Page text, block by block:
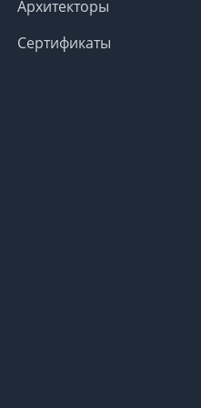
Архитекторы
Сертификаты